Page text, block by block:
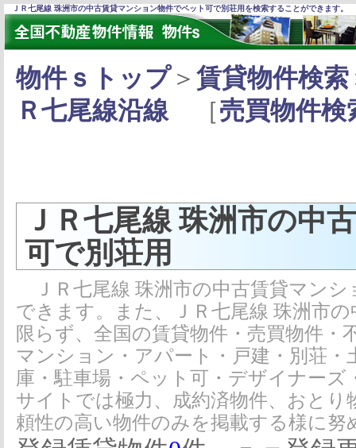
ＪＲ七尾線 珠洲市の中古賃貸マンション物件でペット可で別荘用を検索することができます。
物件ｓトップ＞ 賃貸物件検索
Ｒ七尾線沿線［売買物件検
ＪＲ七尾線 珠洲市の中
可で別荘用
ＪＲ七尾線 珠洲市の中古賃貸マン
できます。また、ＪＲ七尾線 珠洲市
限らず、全国の賃貸物件・売買物件・
マンション・アパート・戸建・別荘
庫・駐車場・ペット可・デザイナー
サイトでは極力、成約済物件、おと
頼性の高い物件のみを掲載する様に努